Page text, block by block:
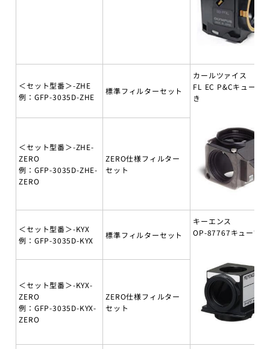
＜セット型番＞-ZHE
例：GFP-3035D-ZHE
標準フィルターセット
カールツァイス
FL EC P&Cキューブ
き
＜セット型番＞-ZHE-
ZERO
例：GFP-3035D-ZHE-
ZERO
ZERO仕様フィルター
セット
＜セット型番＞-KYX
例：GFP-3035D-KYX
標準フィルターセット
キーエンス
OP-87767キューブ付
＜セット型番＞-KYX-
ZERO
例：GFP-3035D-KYX-
ZERO
ZERO仕様フィルター
セット